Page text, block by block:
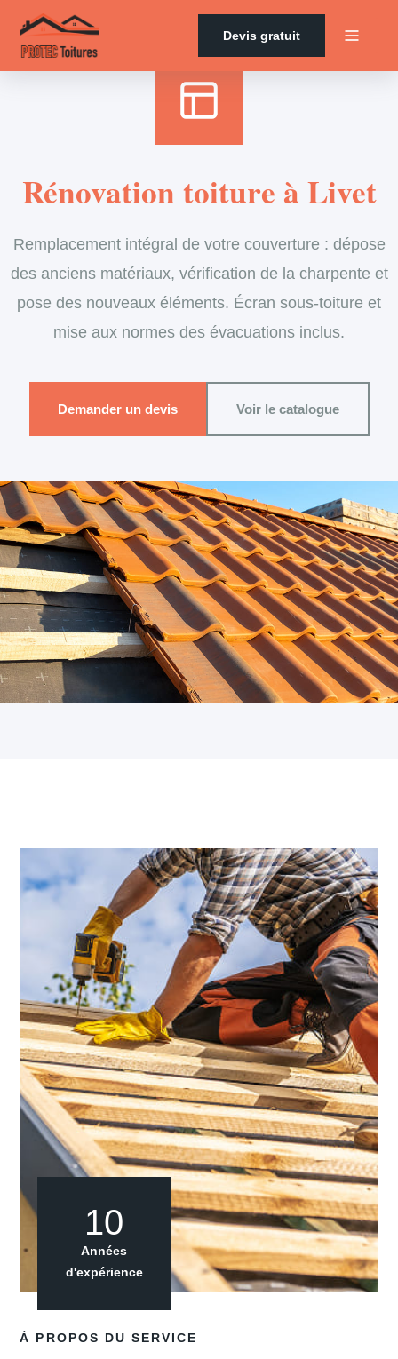
Devis gratuit
Rénovation toiture à Livet
Remplacement intégral de votre couverture : dépose
des anciens matériaux, vérification de la charpente et
pose des nouveaux éléments. Écran sous-toiture et
mise aux normes des évacuations inclus.
Demander un devis Voir le catalogue
À PROPOS DU SERVICE
10
Années
d'expérience